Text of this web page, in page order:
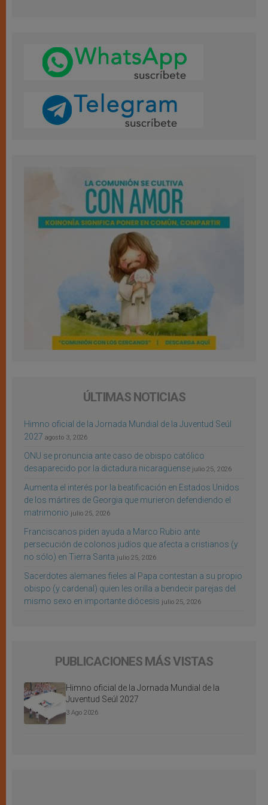
ÚLTIMAS NOTICIAS
Himno oficial de la Jornada Mundial de la Juventud Seúl
2027 agosto 3, 2026
ONU se pronuncia ante caso de obispo católico
desaparecido por la dictadura nicaragüense julio 25, 2026
Aumenta el interés por la beatificación en Estados Unidos
de los mártires de Georgia que murieron defendiendo el
matrimonio julio 25, 2026
Franciscanos piden ayuda a Marco Rubio ante
persecución de colonos judíos que afecta a cristianos (y
no sólo) en Tierra Santa julio 25, 2026
Sacerdotes alemanes fieles al Papa contestan a su propio
obispo (y cardenal) quien les orilla a bendecir parejas del
mismo sexo en importante diócesis julio 25, 2026
PUBLICACIONES MÁS VISTAS
Himno oficial de la Jornada Mundial de la
Juventud Seúl 2027
3 Ago 2026